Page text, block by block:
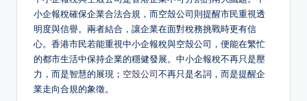
小企報稅確保企業合法合規，而空殼公司則提醒市民重視透
明度與信譽。兩者結合，讓企業在面對稅務挑戰時更有信
心。香港市民若能重視中小企報稅與空殼公司，便能在繁忙
的都市生活中保持企業的穩健發展。中小企報稅不再只是壓
力，而是智慧的展現； 空殼公司不再只是名詞，而是提醒企
業走向合規的象徵。